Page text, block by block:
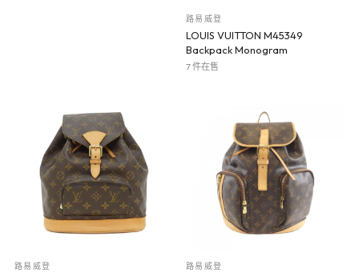
路易威登
LOUIS VUITTON M45349
Backpack Monogram
7 件在售
路易威登 路易威登